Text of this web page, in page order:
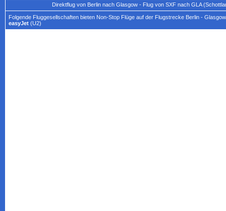
Direktflug von Berlin nach Glasgow - Flug von SXF nach GLA
Folgende Fluggesellschaften bieten Non-Stop Flüge auf der Flugstrecke Berlin -
easyJet (U2)